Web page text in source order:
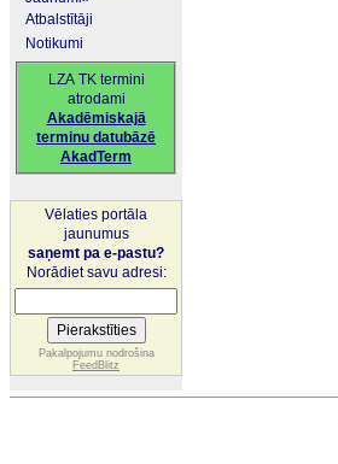
Atbalstītāji
Notikumi
LZA TK termini
atrodami
Akadēmiskajā
terminu datubāzē
AkadTerm
Vēlaties portāla
jaunumus
saņemt pa e-pastu?
Norādiet savu adresi:
Pakalpojumu nodrošina
FeedBlitz